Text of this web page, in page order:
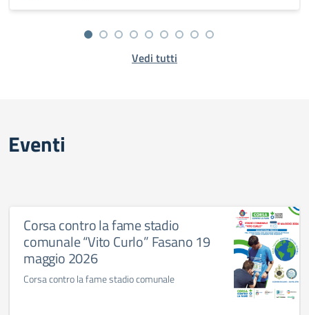
Vedi tutti
Eventi
Corsa contro la fame stadio
comunale “Vito Curlo” Fasano 19
maggio 2026
Corsa contro la fame stadio comunale